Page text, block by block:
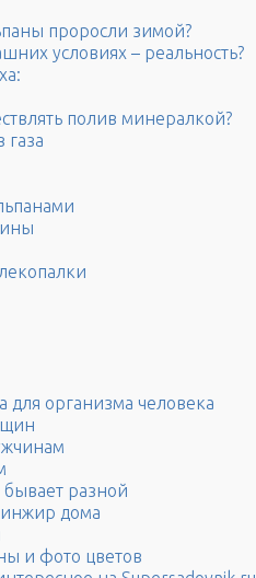
проросли зимой?
условиях – реальность?
полив минералкой?
газа
организма человека
разной
дома
и фото цветов